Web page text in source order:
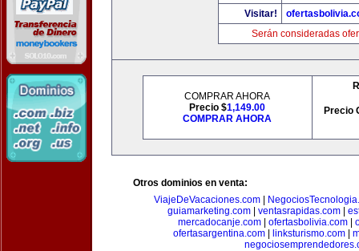
Visitar!
Serán consideradas
COMPRAR AHORA
Precio $1,149.00
COMPRAR AHORA
Precio
Otros dominios en venta:
ViajeDeVacaciones.com
guiamarketing.com| ventasrapidas.com|
mercadocanje.com
ofertasbolivia.com
ofertasargentina.com| linksturismo.com|